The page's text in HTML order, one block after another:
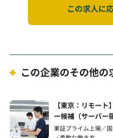
この求人に
この企業のその他の
【東京：リモー
ー候補（サーバー
東証プライム上場／